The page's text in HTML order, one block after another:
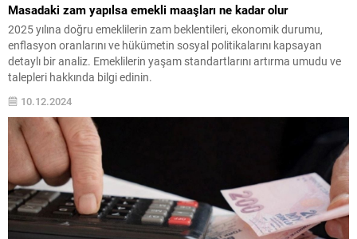
Masadaki zam yapılsa emekli maaşları ne kadar olur
2025 yılına doğru emeklilerin zam beklentileri, ekonomik durumu,
enflasyon oranlarını ve hükümetin sosyal politikalarını kapsayan
detaylı bir analiz. Emeklilerin yaşam standartlarını artırma umudu ve
talepleri hakkında bilgi edinin.
10.12.2024